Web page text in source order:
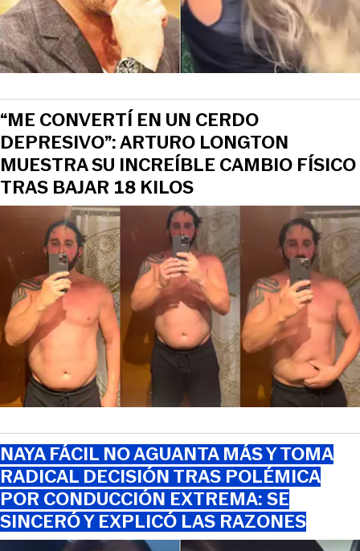
“ME CONVERTÍ EN UN CERDO
DEPRESIVO”: ARTURO LONGTON
MUESTRA SU INCREÍBLE CAMBIO FÍSICO
TRAS BAJAR 18 KILOS
NAYA FÁCIL NO AGUANTA MÁS Y TOMA
RADICAL DECISIÓN TRAS POLÉMICA
POR CONDUCCIÓN EXTREMA: SE
SINCERÓ Y EXPLICÓ LAS RAZONES